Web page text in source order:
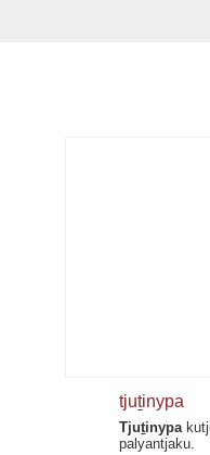
tjuṯinypa
Tjuṯinypa
palyantjaku.